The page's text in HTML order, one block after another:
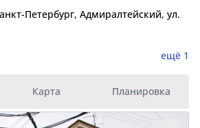
Петербург, Адмиралтейский, ул.
ещё 1
Карта Планировка